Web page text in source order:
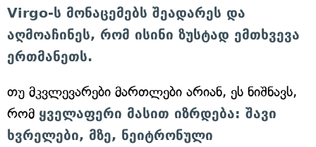
Virgo-ს მონაცემებს შეადარეს და
აღმოაჩინეს, რომ ისინი ზუსტად ემთხვევა
ერთმანეთს.
თუ მკვლევარები მართლები არიან, ეს ნიშნავს,
რომ ყველაფერი მასით იზრდება: შავი
ხვრელები, მზე, ნეიტრონული